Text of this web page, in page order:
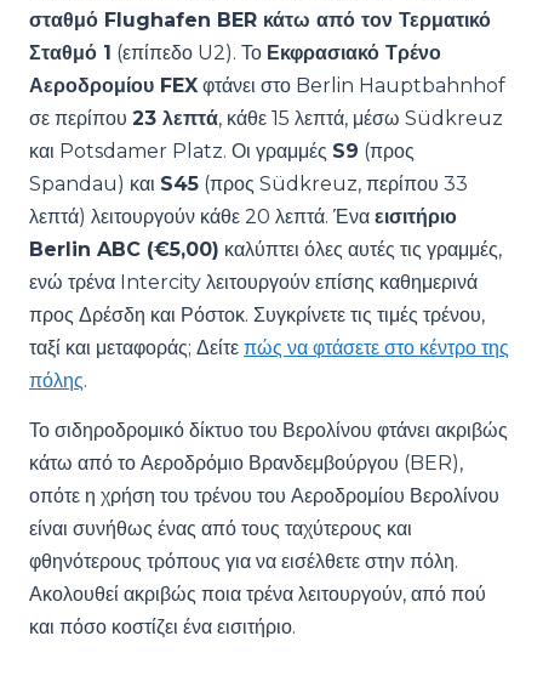
σταθμό Flughafen BER κάτω από τον Τερματικό
Σταθμό 1 (επίπεδο U2). Το Εκφρασιακό Τρένο
Αεροδρομίου FEX φτάνει στο Berlin Hauptbahnhof
σε περίπου 23 λεπτά, κάθε 15 λεπτά, μέσω Südkreuz
και Potsdamer Platz. Οι γραμμές S9 (προς
Spandau) και S45 (προς Südkreuz, περίπου 33
λεπτά) λειτουργούν κάθε 20 λεπτά. Ένα εισιτήριο
Berlin ABC (€5,00) καλύπτει όλες αυτές τις γραμμές,
ενώ τρένα Intercity λειτουργούν επίσης καθημερινά
προς Δρέσδη και Ρόστοκ. Συγκρίνετε τις τιμές τρένου,
ταξί και μεταφοράς; Δείτε πώς να φτάσετε στο κέντρο της
πόλης.
Το σιδηροδρομικό δίκτυο του Βερολίνου φτάνει ακριβώς
κάτω από το Αεροδρόμιο Βρανδεμβούργου (BER),
οπότε η χρήση του τρένου του Αεροδρομίου Βερολίνου
είναι συνήθως ένας από τους ταχύτερους και
φθηνότερους τρόπους για να εισέλθετε στην πόλη.
Ακολουθεί ακριβώς ποια τρένα λειτουργούν, από πού
και πόσο κοστίζει ένα εισιτήριο.